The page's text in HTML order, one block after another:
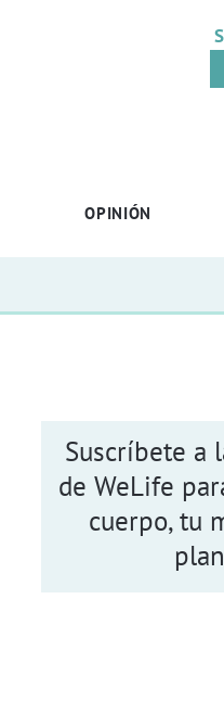
OPINIÓN
Suscríbete a
de WeLife
cuerpo, tu